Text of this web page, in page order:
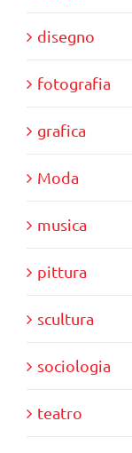
disegno
fotografia
grafica
Moda
musica
pittura
scultura
sociologia
teatro